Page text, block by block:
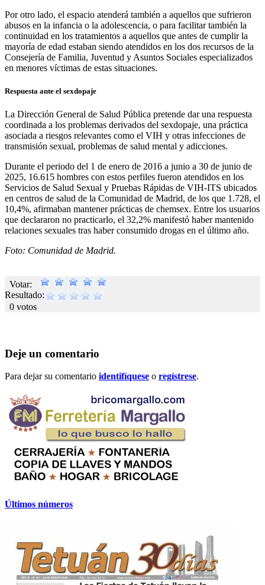
Por otro lado, el espacio atenderá también a aquellos que sufrieron
abusos en la infancia o la adolescencia, o para facilitar también la
continuidad en los tratamientos a aquellos que antes de cumplir la
mayoría de edad estaban siendo atendidos en los dos recursos de la
Consejería de Familia, Juventud y Asuntos Sociales especializados
en menores víctimas de estas situaciones.
Respuesta ante el sexdopaje
La Dirección General de Salud Pública pretende dar una respuesta
coordinada a los problemas derivados del sexdopaje, una práctica
asociada a riesgos relevantes como el VIH y otras infecciones de
transmisión sexual, problemas de salud mental y adicciones.
Durante el periodo del 1 de enero de 2016 a junio a 30 de junio de
2025, 16.615 hombres con estos perfiles fueron atendidos en los
Servicios de Salud Sexual y Pruebas Rápidas de VIH-ITS ubicados
en centros de salud de la Comunidad de Madrid, de los que 1.728, el
10,4%, afirmaban mantener prácticas de chemsex. Entre los usuarios
que declararon no practicarlo, el 32,2% manifestó haber mantenido
relaciones sexuales tras haber consumido drogas en el último año.
Foto: Comunidad de Madrid.
Votar:
Resultado:
0 votos
Deje un comentario
Para dejar su comentario identifíquese o regístrese.
Últimos números